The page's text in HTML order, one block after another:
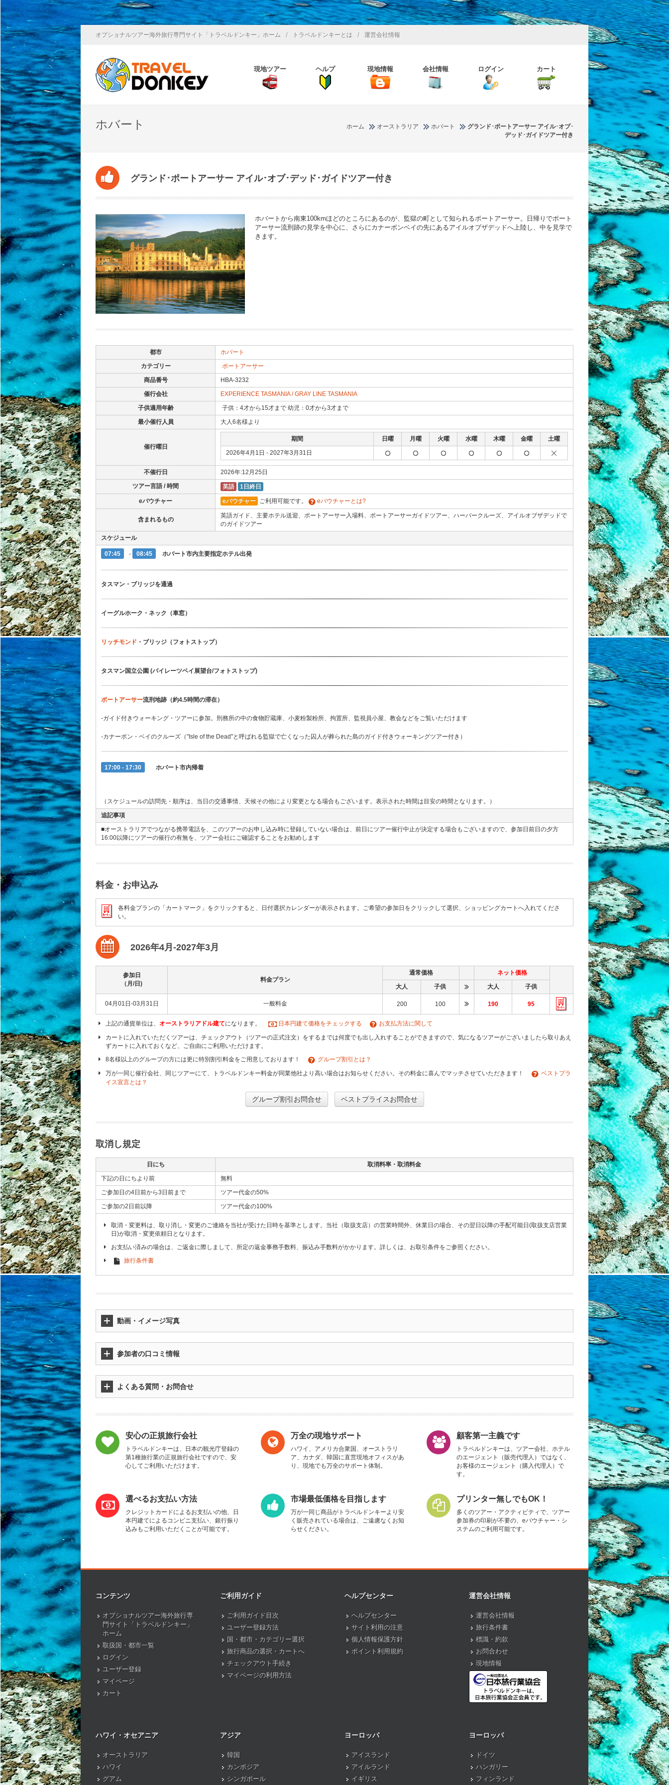
オプショナルツアー海外旅行専門サイト「トラベルドンキー」ホーム / トラベルドンキーとは / 運営会社情報
現地ツアー ヘルプ 現地情報 会社情報 ログイン カート
ホバート ホーム オーストラリア ホバート
グランド･ポートアーサー アイル･オブ･
デッド･ガイドツアー付き
グランド･ポートアーサー アイル･オブ･デッド･ガイドツアー付き
ホバートから南東100kmほどのところにあるのが、監獄の町として知られるポートアーサー。日帰りでポート
アーサー流刑跡の見学を中心に、さらにカナーボンベイの先にあるアイルオブザデッドへ上陸し、中を見学で
きます。
都市 ホバート
カテゴリー
ポートアーサー
商品番号
HBA-3232
催行会社
EXPERIENCE TASMANIA / GRAY LINE TASMANIA
子供適用年齢
子供：4才から15才まで 幼児：0才から3才まで
最小催行人員
大人6名様より
催行曜日
期間 日曜 月曜 火曜 水曜 木曜 金曜
土曜
2026年4月1日 - 2027年3月31日
不催行日
2026年:12月25日
ツアー言語 / 時間
英語 1日終日
eバウチャー eバウチャー ご利用可能です。 eバウチャーとは?
含まれるもの
英語ガイド、主要ホテル送迎、ポートアーサー入場料、ポートアーサーガイドツアー、ハーバークルーズ、アイルオブザデッドで
のガイドツアー
スケジュール
07:45 - 08:45 ホバート市内主要指定ホテル出発
タスマン・ブリッジを通過
イーグルホーク・ネック（車窓）
リッチモンド ・ブリッジ（フォトストップ）
タスマン国立公園 (パイレーツベイ展望台/フォトストップ)
ポートアーサー流刑地跡（約4.5時間の滞在）
-ガイド付きウォーキング・ツアーに参加。刑務所の中の食物貯蔵庫、小麦粉製粉所、拘置所、監視員小屋、教会などをご覧いただけます
-カナーボン・ベイのクルーズ（"Isle of the Dead"と呼ばれる監獄で亡くなった囚人が葬られた島のガイド付きウォーキングツアー付き）
17:00 - 17:30 ホバート市内帰着
（スケジュールの訪問先・順序は、当日の交通事情、天候その他により変更となる場合もございます。表示された時間は目安の時間となります。）
追記事項
■オーストラリアでつながる携帯電話を、このツアーのお申し込み時に登録していない場合は、前日にツアー催行中止が決定する場合もございますので、参加日前日の夕方
16:00以降にツアーの催行の有無を、ツアー会社にご確認することをお勧めします
料金・お申込み
各料金プランの「カートマーク」をクリックすると、日付選択カレンダーが表示されます。ご希望の参加日をクリックして選択、ショッピングカートへ入れてくださ
い。
2026年4月-2027年3月
参加日
（月/日)
料金プラン
通常価格
ネット価格
大人
子供 大人 子供
04月01日-03月31日 一般料金 200 100 190 95
上記の通貨単位は、 オーストラリアドル建てになります。 日本円建て価格をチェックする
お支払方法に関して
カートに入れていただくツアーは、チェックアウト（ツアーの正式注文）をするまでは何度でも出し入れすることができますので、気になるツアーがございましたら取りあえ
ずカートに入れておくなど、ご自由にご利用いただけます。
8名様以上のグループの方には更に特別割引料金をご用意しております！
グループ割引とは？
万が一同じ催行会社、同じツアーにて、トラベルドンキー料金が同業他社より高い場合はお知らせください。その料金に喜んでマッチさせていただきます！
ベストプラ
イス宣言とは？
グループ割引お問合せ ベストプライスお問合せ
取消し規定
日にち
取消料率・取消料金
下記の日にちより前
無料
ご参加日の4日前から3日前まで
ツアー代金の50%
ご参加の2日前以降
ツアー代金の100%
取消・変更料は、取り消し・変更のご連絡を当社が受けた日時を基準とします。当社（取扱支店）の営業時間外、休業日の場合、その翌日以降の手配可能日(取扱支店営業
日)が取消・変更依頼日となります。
お支払い済みの場合は、ご返金に際しまして、所定の返金事務手数料、振込み手数料がかかります。詳しくは、お取引条件をご参照ください。
旅行条件書
動画・イメージ写真
参加者の口コミ情報
よくある質問・お問合せ
安心の正規旅行会社
トラベルドンキーは、日本の観光庁登録の
第1種旅行業の正規旅行会社ですので、安
心してご利用いただけます。
万全の現地サポート
ハワイ、アメリカ合衆国、オーストラリ
ア、カナダ、韓国に直営現地オフィスがあ
り、現地でも万全のサポート体制。
顧客第一主義です
トラベルドンキーは、ツアー会社、ホテル
のエージェント（販売代理人）ではなく、
お客様のエージェント（購入代理人）で
す。
選べるお支払い方法
クレジットカードによるお支払いの他、日
本円建てによるコンビニ支払い、銀行振り
込みもご利用いただくことが可能です。
市場最低価格を目指します
万が一同じ商品がトラベルドンキーより安
く販売されている場合は、ご遠慮なくお知
らせください。
プリンター無しでもOK！
多くのツアー・アクティビティで、ツアー
参加券の印刷が不要の、eバウチャー・シ
ステムのご利用可能です。
コンテンツ
オプショナルツアー海外旅行専
門サイト「トラベルドンキー」
ホーム
取扱国・都市一覧
ログイン
ユーザー登録
マイページ
カート
ご利用ガイド
ご利用ガイド目次
ユーザー登録方法
国・都市・カテゴリー選択
旅行商品の選択・カートへ
チェックアウト手続き
マイページの利用方法
ヘルプセンター
ヘルプセンター
サイト利用の注意
個人情報保護方針
ポイント利用規約
運営会社情報
運営会社情報
旅行条件書
標識・約款
お問合わせ
現地情報
ハワイ・オセアニア
オーストラリア
ハワイ
グアム
アジア
韓国
カンボジア
シンガポール
ヨーロッパ
アイスランド
アイルランド
イギリス
ヨーロッパ
ドイツ
ハンガリー
フィンランド